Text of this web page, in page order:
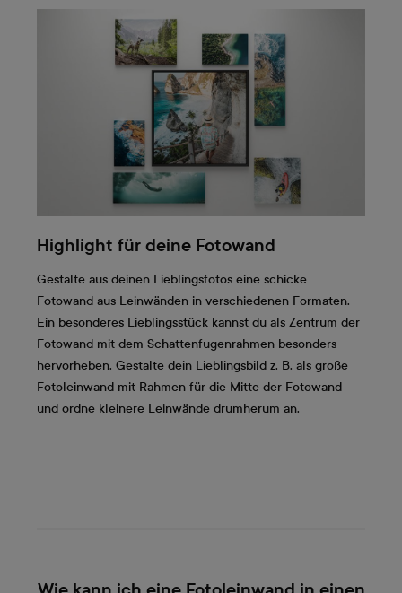
Highlight für deine Fotowand
Gestalte aus deinen Lieblingsfotos eine schicke
Fotowand aus Leinwänden in verschiedenen Formaten.
Ein besonderes Lieblingsstück kannst du als Zentrum der
Fotowand mit dem Schattenfugenrahmen besonders
hervorheben. Gestalte dein Lieblingsbild z. B. als große
Fotoleinwand mit Rahmen für die Mitte der Fotowand
und ordne kleinere Leinwände drumherum an.